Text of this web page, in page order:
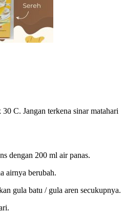
C. Jangan terkena sinar matahari
dengan 200 ml air panas.
airnya berubah.
gula batu / gula aren secukupnya.